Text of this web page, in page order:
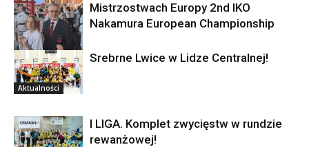
Aktualności
Mistrzostwach Europy 2nd IKO
Nakamura European Championship
Aktualności
Srebrne Lwice w Lidze Centralnej!
I LIGA. Komplet zwycięstw w rundzie
rewanżowej!